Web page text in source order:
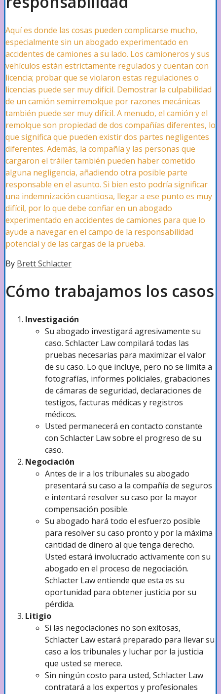
Aquí es donde las cosas pueden complicarse mucho,
especialmente sin un abogado experimentado en
accidentes de camiones a su lado. Los camioneros y sus
vehículos están estrictamente regulados y cuentan con
licencia; probar que se violaron estas regulaciones o
licencias puede ser muy difícil. Demostrar la culpabilidad
de un camión semirremolque por razones mecánicas
también puede ser muy difícil. A menudo, el camión y el
remolque son propiedad de dos compañías diferentes, lo
que significa que pueden existir dos partes negligentes
diferentes. Además, la compañía y las personas que
cargaron el tráiler también pueden haber cometido
alguna negligencia, añadiendo otra posible parte
responsable en el asunto. Si bien esto podría significar
una indemnización cuantiosa, llegar a ese punto es muy
difícil, por lo que debe confiar en un abogado
experimentado en accidentes de camiones para que lo
ayude a navegar en el campo de la responsabilidad
potencial y de las cargas de la prueba.
By Brett Schlacter
Cómo trabajamos los casos
Investigación
Su abogado investigará agresivamente su
caso. Schlacter Law compilará todas las
pruebas necesarias para maximizar el valor
de su caso. Lo que incluye, pero no se limita a
fotografías, informes policiales, grabaciones
de cámaras de seguridad, declaraciones de
testigos, facturas médicas y registros
médicos.
Usted permanecerá en contacto constante
con Schlacter Law sobre el progreso de su
caso.
Negociación
Antes de ir a los tribunales su abogado
presentará su caso a la compañía de seguros
e intentará resolver su caso por la mayor
compensación posible.
Su abogado hará todo el esfuerzo posible
para resolver su caso pronto y por la máxima
cantidad de dinero al que tenga derecho.
Usted estará involucrado activamente con su
abogado en el proceso de negociación.
Schlacter Law entiende que esta es su
oportunidad para obtener justicia por su
pérdida.
Litigio
Si las negociaciones no son exitosas,
Schlacter Law estará preparado para llevar su
caso a los tribunales y luchar por la justicia
que usted se merece.
Sin ningún costo para usted, Schlacter Law
contratará a los expertos y profesionales